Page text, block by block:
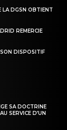
LA DGSN OBTIENT
REMERCIE
DISPOSITIF
SA DOCTRINE
SERVICE D’UN